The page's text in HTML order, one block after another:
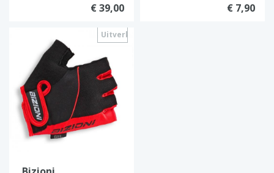
€ 39,00 € 7,90
Uitverkocht